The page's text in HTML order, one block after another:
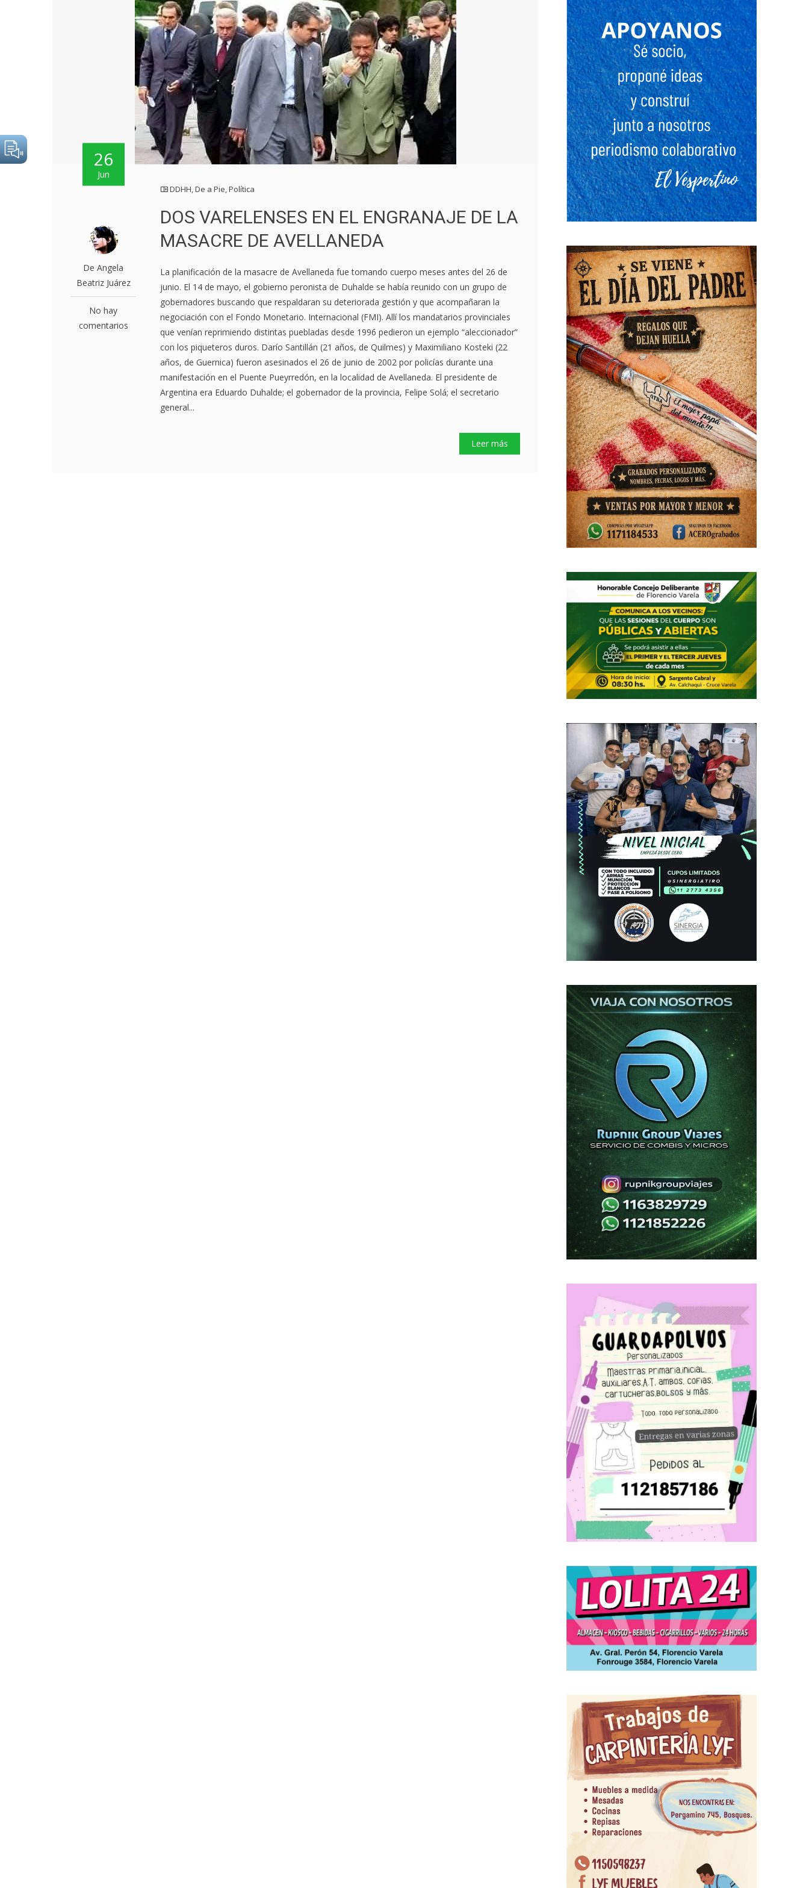
26
Jun
De Angela
Beatriz Juárez
No hay
comentarios
DDHH,De a Pie,Política
DOS VARELENSES EN EL ENGRANAJE DE LA
MASACRE DE AVELLANEDA
La planificación de la masacre de Avellaneda fue tomando cuerpo meses antes del 26 de
junio. El 14 de mayo, el gobierno peronista de Duhalde se había reunido con un grupo de
gobernadores buscando que respaldaran su deteriorada gestión y que acompañaran la
negociación con el Fondo Monetario. Internacional (FMI). Allí los mandatarios provinciales
que venían reprimiendo distintas puebladas desde 1996 pedieron un ejemplo “aleccionador”
con los piqueteros duros. Darío Santillán (21 años, de Quilmes) y Maximiliano Kosteki (22
años, de Guernica) fueron asesinados el 26 de junio de 2002 por policías durante una
manifestación en el Puente Pueyrredón, en la localidad de Avellaneda. El presidente de
Argentina era Eduardo Duhalde; el gobernador de la provincia, Felipe Solá; el secretario
general...
Leer más